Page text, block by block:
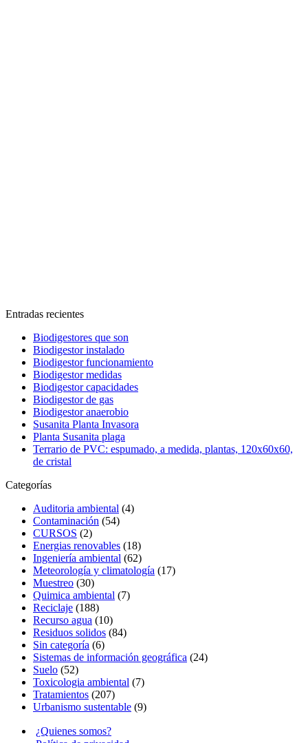
Entradas recientes
Biodigestores que son
Biodigestor instalado
Biodigestor funcionamiento
Biodigestor medidas
Biodigestor capacidades
Biodigestor de gas
Biodigestor anaerobio
Susanita Planta Invasora
Planta Susanita plaga
Terrario de PVC: espumado, a medida, plantas, 120x60x60,
de cristal
Categorías
Auditoria ambiental (4)
Contaminación (54)
CURSOS (2)
Energias renovables (18)
Ingeniería ambiental (62)
Meteorología y climatología (17)
Muestreo (30)
Quimica ambiental (7)
Reciclaje (188)
Recurso agua (10)
Residuos solidos (84)
Sin categoría (6)
Sistemas de información geográfica (24)
Suelo (52)
Toxicologia ambiental (7)
Tratamientos (207)
Urbanismo sustentable (9)
¿Quienes somos?